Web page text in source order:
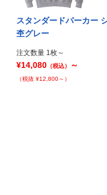
スタンダードパーカー
杢グレー
注文数量 1枚～
¥14,080 （税込） ～
（税抜 ¥12,800～）